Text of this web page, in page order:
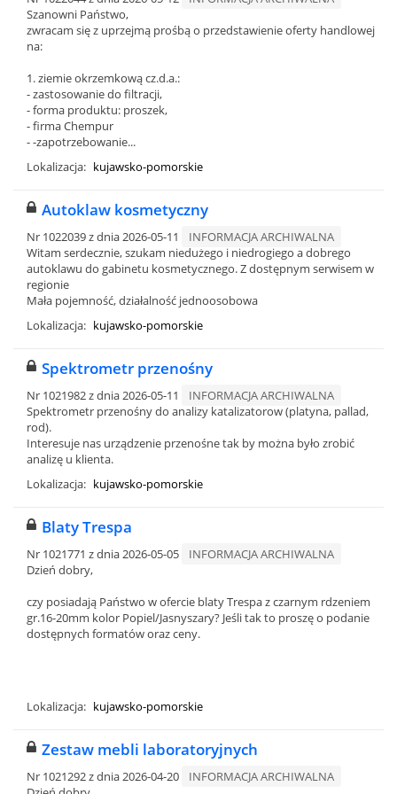
Szanowni Państwo,
zwracam się z uprzejmą prośbą o przedstawienie oferty handlowej
na:
1. ziemie okrzemkową cz.d.a.:
- zastosowanie do filtracji,
- forma produktu: proszek,
- firma Chempur
- -zapotrzebowanie...
Lokalizacja: kujawsko-pomorskie
Autoklaw kosmetyczny
Nr 1022039 z dnia 2026-05-11
INFORMACJA ARCHIWALNA
Witam serdecznie, szukam niedużego i niedrogiego a dobrego
autoklawu do gabinetu kosmetycznego. Z dostępnym serwisem w
regionie
Mała pojemność, działalność jednoosobowa
Lokalizacja: kujawsko-pomorskie
Spektrometr przenośny
Nr 1021982 z dnia 2026-05-11
INFORMACJA ARCHIWALNA
Spektrometr przenośny do analizy katalizatorow (platyna, pallad,
rod).
Interesuje nas urządzenie przenośne tak by można było zrobić
analizę u klienta.
Lokalizacja: kujawsko-pomorskie
Blaty Trespa
Nr 1021771 z dnia 2026-05-05
INFORMACJA ARCHIWALNA
Dzień dobry,
czy posiadają Państwo w ofercie blaty Trespa z czarnym rdzeniem
gr.16-20mm kolor Popiel/Jasnyszary? Jeśli tak to proszę o podanie
dostępnych formatów oraz ceny.
Lokalizacja: kujawsko-pomorskie
Zestaw mebli laboratoryjnych
Nr 1021292 z dnia 2026-04-20
INFORMACJA ARCHIWALNA